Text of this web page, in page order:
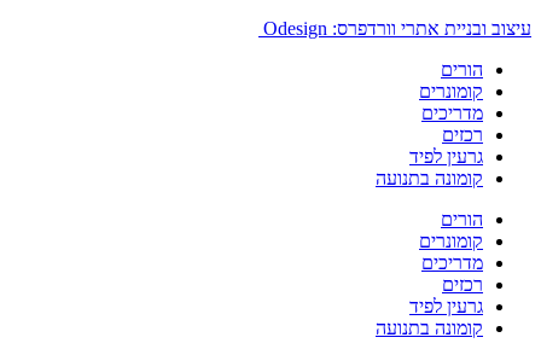
עיצוב ובניית אתרי וורדפרס: Odesign
הורים
קומונרים
מדריכים
רכזים
גרעין לפיד
קומונה בתנועה
הורים
קומונרים
מדריכים
רכזים
גרעין לפיד
קומונה בתנועה